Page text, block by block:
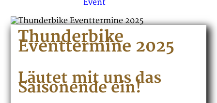
Thunderbike
Eventtermine 2025
Läutet mit uns das
Saisonende ein!